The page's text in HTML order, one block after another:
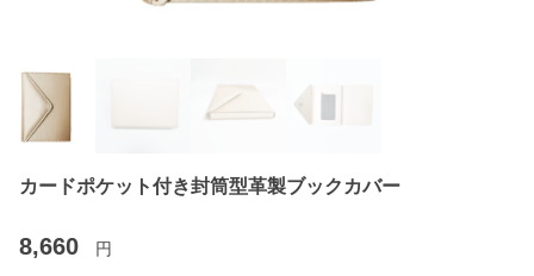
カードポケット付き封筒型革製ブックカバー
8,660 円